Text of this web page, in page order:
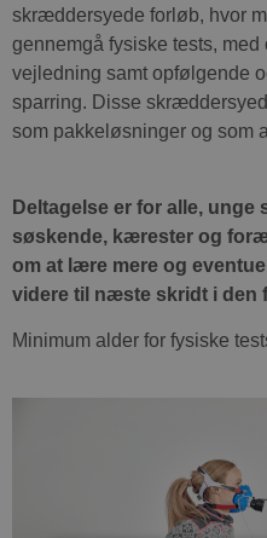
skræddersyede forløb, hvor
gennemgå fysiske tests,
vejledning samt opfølgende
sparring. Disse
som pakkeløsninger og som
Deltagelse er for alle, unge
søskende, kærester og
om at lære mere og
videre til næste skridt i den
Minimum alder for fysiske